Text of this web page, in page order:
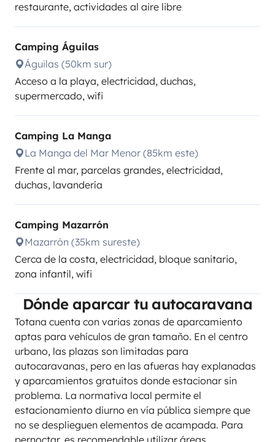
restaurante, actividades al aire libre
Camping Águilas
Águilas (50km sur)
Acceso a la playa, electricidad, duchas,
supermercado, wifi
Camping La Manga
La Manga del Mar Menor (85km este)
Frente al mar, parcelas grandes, electricidad,
duchas, lavandería
Camping Mazarrón
Mazarrón (35km sureste)
Cerca de la costa, electricidad, bloque sanitario,
zona infantil, wifi
Dónde aparcar tu autocaravana
Totana cuenta con varias zonas de aparcamiento
aptas para vehículos de gran tamaño. En el centro
urbano, las plazas son limitadas para
autocaravanas, pero en las afueras hay explanadas
y aparcamientos gratuitos donde estacionar sin
problema. La normativa local permite el
estacionamiento diurno en vía pública siempre que
no se desplieguen elementos de acampada. Para
pernoctar, es recomendable utilizar áreas